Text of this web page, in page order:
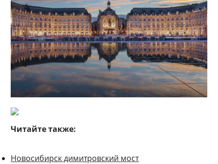
Читайте также:
Новосибирск димитровский мост